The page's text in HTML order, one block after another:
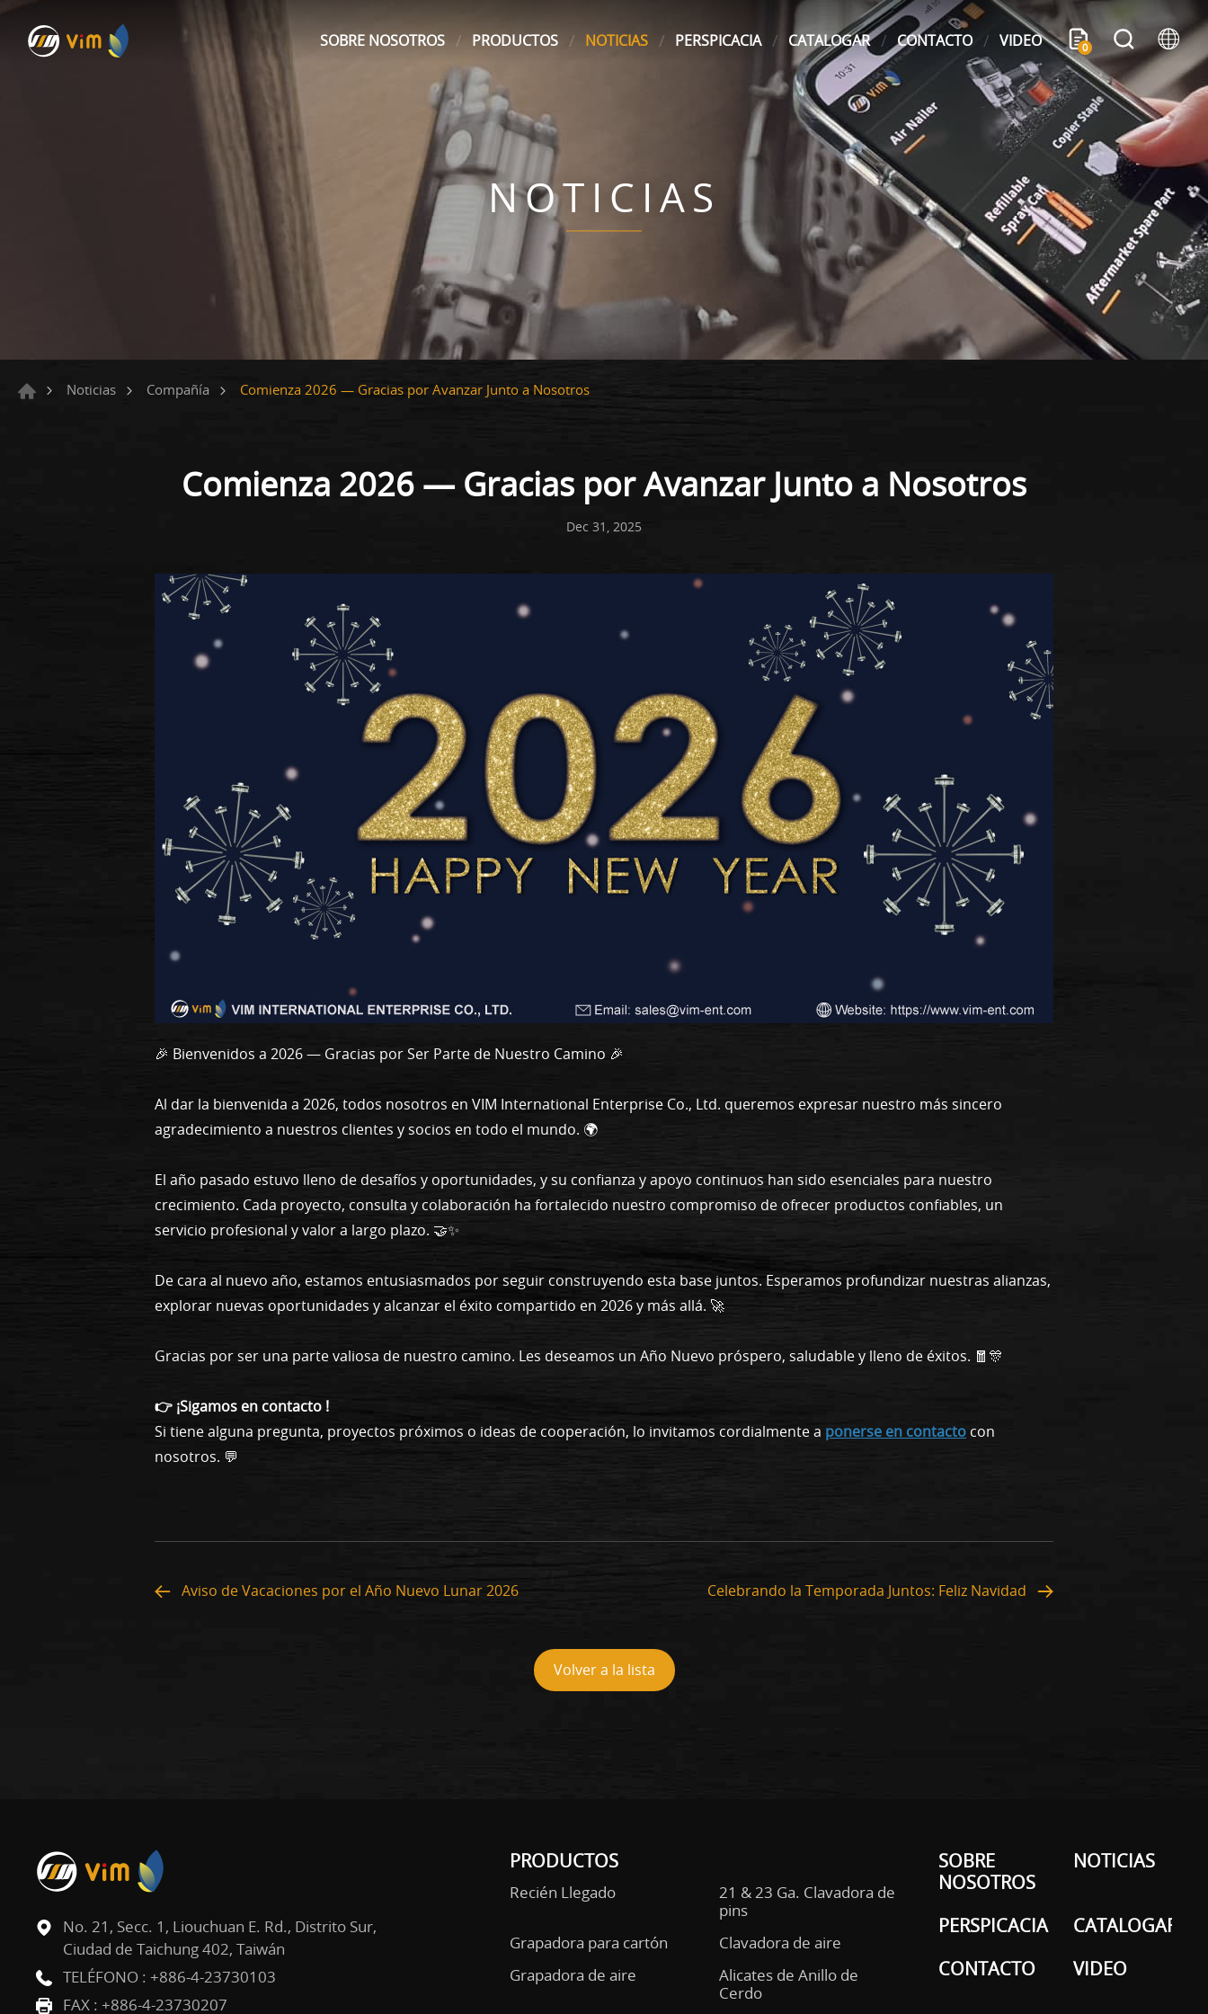
SOBRE NOSOTROS PRODUCTOS NOTICIAS PERSPICACIA CATALOGAR CONTACTO VIDEO 0
NOTICIAS
Noticias Compañía Comienza 2026 — Gracias por Avanzar Junto a Nosotros
Comienza 2026 — Gracias por Avanzar Junto a Nosotros
Dec 31, 2025
🎉 Bienvenidos a 2026 — Gracias por Ser Parte de Nuestro Camino 🎉
Al dar la bienvenida a 2026, todos nosotros en VIM International Enterprise Co., Ltd. queremos expresar nuestro más sincero
agradecimiento a nuestros clientes y socios en todo el mundo. 🌍
El año pasado estuvo lleno de desafíos y oportunidades, y su confianza y apoyo continuos han sido esenciales para nuestro
crecimiento. Cada proyecto, consulta y colaboración ha fortalecido nuestro compromiso de ofrecer productos confiables, un
servicio profesional y valor a largo plazo. 🤝✨
De cara al nuevo año, estamos entusiasmados por seguir construyendo esta base juntos. Esperamos profundizar nuestras alianzas,
explorar nuevas oportunidades y alcanzar el éxito compartido en 2026 y más allá. 🚀
Gracias por ser una parte valiosa de nuestro camino. Les deseamos un Año Nuevo próspero, saludable y lleno de éxitos. 🧧🎊
👉 ¡Sigamos en contacto !
Si tiene alguna pregunta, proyectos próximos o ideas de cooperación, lo invitamos cordialmente a ponerse en contacto con
nosotros. 💬
Aviso de Vacaciones por el Año Nuevo Lunar 2026 Celebrando la Temporada Juntos: Feliz Navidad
Volver a la lista
PRODUCTOS
Recién Llegado
21 & 23 Ga. Clavadora de
pins
Grapadora para cartón
Clavadora de aire
Grapadora de aire
Alicates de Anillo de
Cerdo
SOBRE
NOSOTROS
NOTICIAS
PERSPICACIA
CATALOGAR
CONTACTO
VIDEO
No. 21, Secc. 1, Liouchuan E. Rd., Distrito Sur,
Ciudad de Taichung 402, Taiwán
TELÉFONO : +886-4-23730103
FAX : +886-4-23730207